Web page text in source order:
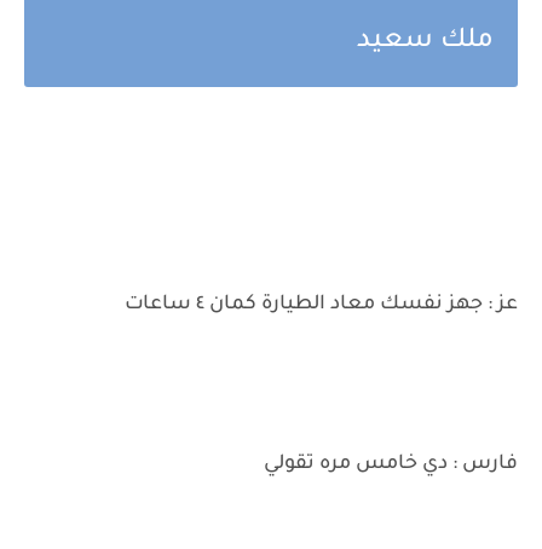
ملك سعيد
عز : جهز نفسك معاد الطيارة كمان ٤ ساعات
فارس : دي خامس مره تقولي